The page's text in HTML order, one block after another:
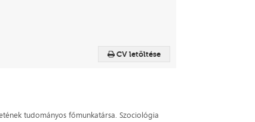
CV letöltése
tudományos főmunkatársa. Szociológia